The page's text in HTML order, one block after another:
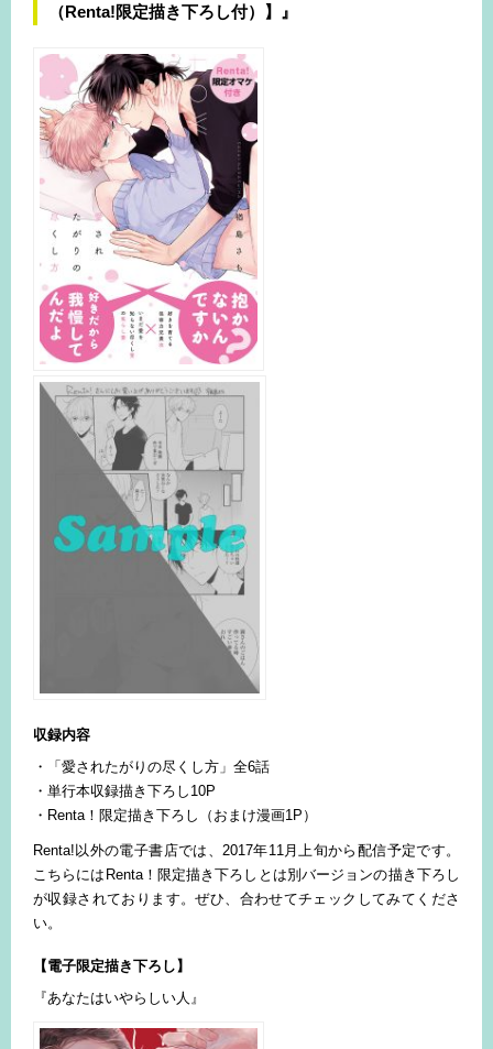
（Renta!限定描き下ろし付）】』
収録内容
・「愛されたがりの尽くし方」全6話
・単行本収録描き下ろし10P
・Renta！限定描き下ろし（おまけ漫画1P）
Renta!以外の電子書店では、2017年11月上旬から配信予定です。
こちらにはRenta！限定描き下ろしとは別バージョンの描き下ろし
が収録されております。ぜひ、合わせてチェックしてみてくださ
い。
【電子限定描き下ろし】
『あなたはいやらしい人』